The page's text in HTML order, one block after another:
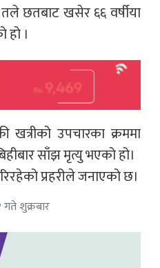
छतबाट खसेर ६६ वर्षीया
।
उपचारका क्रममा
साँझ मृत्यु भएको हो।
प्रहरीले जनाएको छ।
गते शुक्रबार